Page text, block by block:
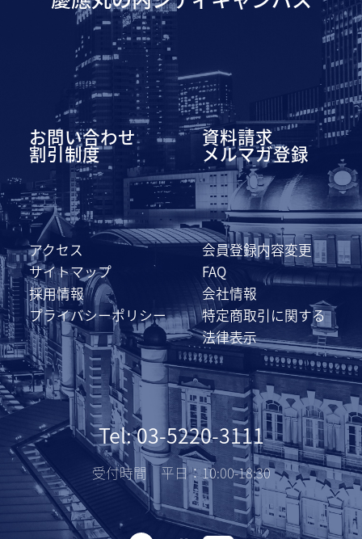
お問い合わせ 資料請求
割引制度 メルマガ登録
アクセス
会員登録内容変更
サイトマップ
FAQ
採用情報
会社情報
プライバシーポリシー
特定商取引に関する
法律表示
Tel: 03-5220-3111
受付時間 平日：10:00-18:30